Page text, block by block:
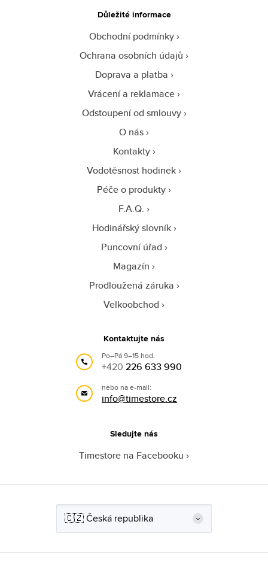
Důležité informace
Obchodní podmínky
Ochrana osobních údajů
Doprava a platba
Vrácení a reklamace
Odstoupení od smlouvy
O nás
Kontakty
Vodotěsnost hodinek
Péče o produkty
F.A.Q.
Hodinářský slovník
Puncovní úřad
Magazín
Prodloužená záruka
Velkoobchod
Kontaktujte nás
Po–Pá 9–15 hod.
+420 226 633 990
nebo na e-mail:
info@timestore.cz
Sledujte nás
Timestore na Facebooku